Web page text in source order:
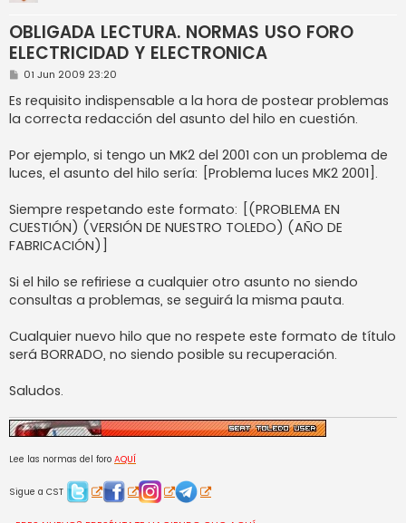
OBLIGADA LECTURA. NORMAS USO FORO
ELECTRICIDAD Y ELECTRONICA
M
n
s
a
01 Jun 2009 23:20
Es requisito indispensable a la hora de postear problemas
la correcta redacción del asunto del hilo en cuestión.
Por ejemplo, si tengo un MK2 del 2001 con un problema de
luces, el asunto del hilo sería: [Problema luces MK2 2001].
Siempre respetando este formato: [(PROBLEMA EN
CUESTIÓN) (VERSIÓN DE NUESTRO TOLEDO) (AÑO DE
FABRICACIÓN)]
Si el hilo se refiriese a cualquier otro asunto no siendo
consultas a problemas, se seguirá la misma pauta.
Cualquier nuevo hilo que no respete este formato de título
será BORRADO, no siendo posible su recuperación.
Saludos.
Lee las normas del foro AQUÍ
Sigue a CST